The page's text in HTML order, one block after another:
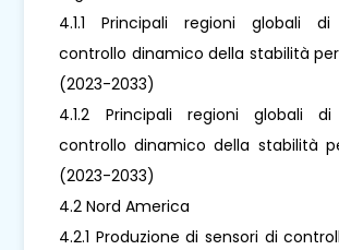
4.1.1 Principali regioni globali
controllo dinamico della stabilità
(2023-2033)
4.1.2 Principali regioni globali
controllo dinamico della stabilità
(2023-2033)
4.2 Nord America
4.2.1 Produzione di sensori di